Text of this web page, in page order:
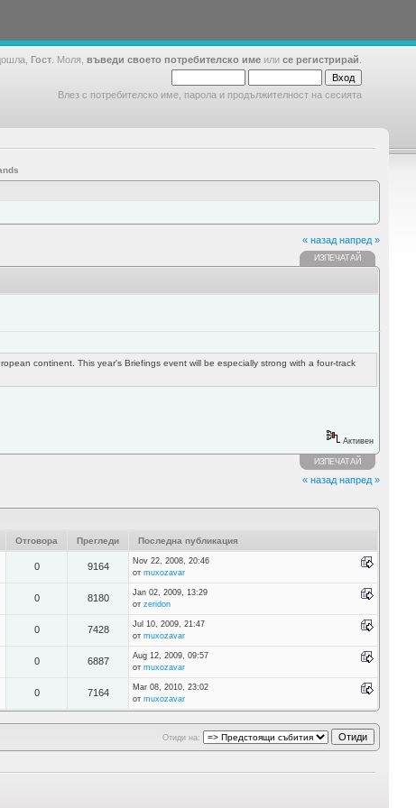
Гост . Моля, въведи своето потребителско име или се регистрирай
Влез с потребителско име, парола и продължителност на сесията
« назад напред »
ИЗПЕЧАТАЙ
continent. This year's Briefings event will be especially strong with a four-track
Активен
ИЗПЕЧАТАЙ
« назад напред »
Отговора Прегледи Последна публикация
0 9164
Nov 22, 2008, 20:46
от muxozavar
0 8180
Jan 02, 2009, 13:29
от zeridon
0 7428
Jul 10, 2009, 21:47
от muxozavar
0 6887
Aug 12, 2009, 09:57
от muxozavar
0 7164
Mar 08, 2010, 23:02
от muxozavar
Отиди на: